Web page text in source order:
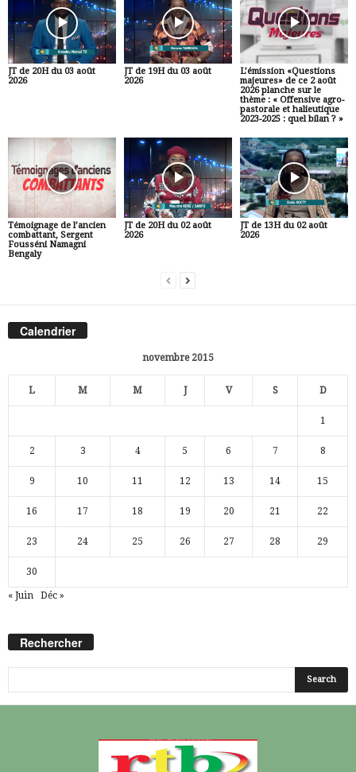
JT de 20H du 03 août
2026
JT de 19H du 03 août
2026
L’émission «Questions
majeures» de ce 2 août
2026 planche sur le
thème : « Offensive agro-
pastorale et halieutique
2023-2025 : quel bilan ? »
Témoignage de l’ancien
combattant, Sergent
Fousséni Namagni
Bengaly
JT de 20H du 02 août
2026
JT de 13H du 02 août
2026
Calendrier
novembre 2015
L M M J V S D
1
2 3 4 5 6 7 8
9 10 11 12 13 14 15
16 17 18 19 20 21 22
23 24 25 26 27 28 29
30
« Juin Déc »
Rechercher